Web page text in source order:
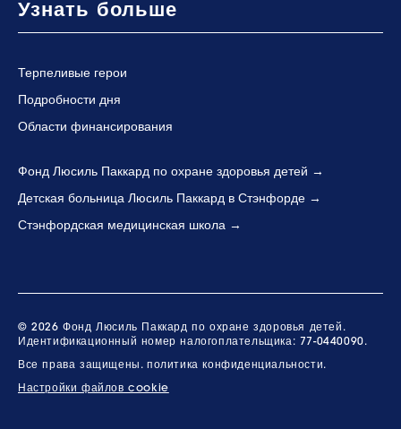
Узнать больше
Терпеливые герои
Подробности дня
Области финансирования
Фонд Люсиль Паккард по охране здоровья детей
Детская больница Люсиль Паккард в Стэнфорде
Стэнфордская медицинская школа
© 2026 Фонд Люсиль Паккард по охране здоровья детей.
Идентификационный номер налогоплательщика: 77-0440090.
Все права защищены. политика конфиденциальности.
Настройки файлов cookie